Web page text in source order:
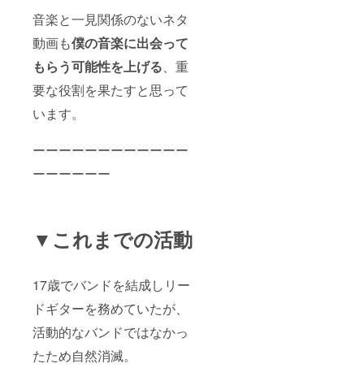
音楽と一見関係のないネタ
動画も僕の音楽に出会って
もらう可能性を上げる、重
要な役割を果たすと思って
います。
ーーーーーーーーーーーー
ーーーーーー
▼これまでの活動
17歳でバンドを結成しリー
ドギターを務めていたが、
活動的なバンドではなかっ
たため自然消滅。